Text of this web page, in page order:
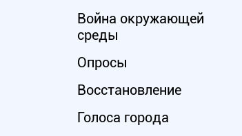
Война окружающей
среды
Опросы
Восстановление
Голоса города